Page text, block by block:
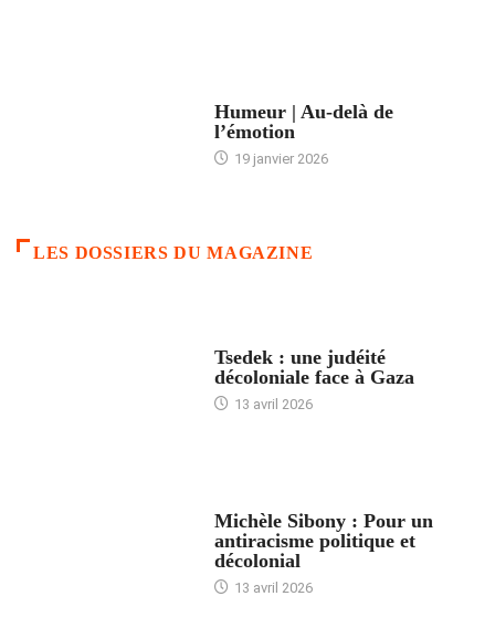
Humeur | Au-delà de
l’émotion
19 janvier 2026
LES DOSSIERS DU MAGAZINE
Tsedek : une judéité
décoloniale face à Gaza
13 avril 2026
Michèle Sibony : Pour un
antiracisme politique et
décolonial
13 avril 2026